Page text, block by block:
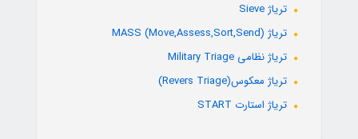
تریاژ Sieve
تریاژ MASS (Move,Assess,Sort,Send)
تریاژ نظامی Military Triage
تریاژ معکوس(Revers Triage)
تریاژ استارت START